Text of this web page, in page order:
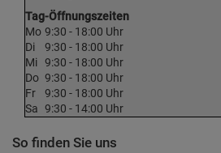
Tag-Öffnungszeiten
Mo 9:30 - 18:00 Uhr
Di
9:30 - 18:00 Uhr
Mi 9:30 - 18:00 Uhr
Do 9:30 - 18:00 Uhr
Fr
9:30 - 18:00 Uhr
Sa 9:30 - 14:00 Uhr
So finden Sie uns